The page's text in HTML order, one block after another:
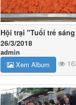
Hội trại "Tuổi trẻ
26/3/2018
admin
Xem Album